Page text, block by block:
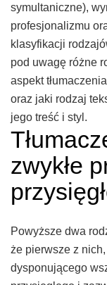
symultaniczne),
profesjonalizmu
klasyfikacji
pod uwagę różne
aspekt
oraz jaki rodzaj
jego treść i styl.
zwykłe
Powyższe dwa
że pierwsze z
dysponującego